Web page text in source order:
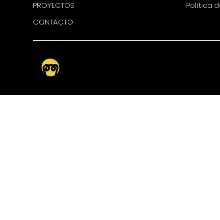
PROYECTOS
CONTACTO
Política